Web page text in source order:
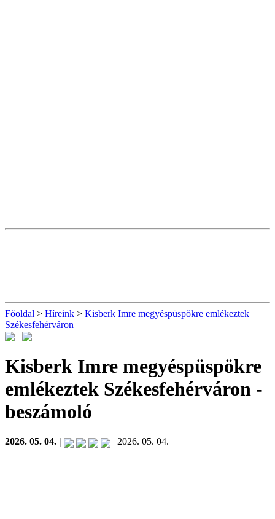
Főoldal > Híreink > Kisberk Imre megyéspüspökre emlékeztek
Székesfehérváron
Kisberk Imre megyéspüspökre
emlékeztek Székesfehérváron -
beszámoló
2026. 05. 04. | | 2026. 05. 04.